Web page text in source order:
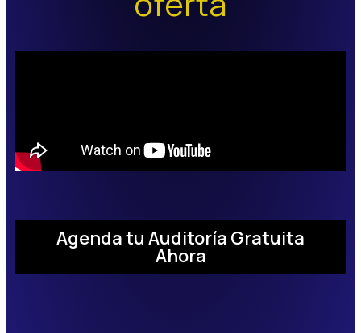
Agenda tu Auditoría Gratuita
Ahora